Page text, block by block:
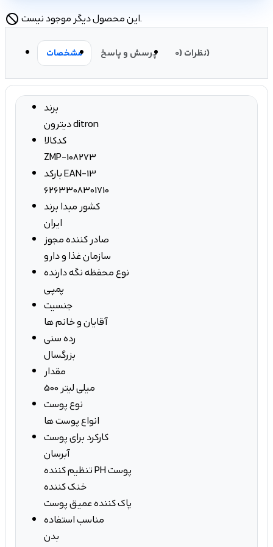
block این محصول دیگر موجود نیست.
مشخصات پرسش و پاسخ نظرات (0)
برند
دیترون ditron
کدکالا
ZMP-108273
بارکد EAN-13
6263308301710
کشور مبدا برند
ایران
صادر کننده مجوز
سازمان غذا و دارو
نوع محفظه نگه دارنده
پمپی
جنسیت
آقایان و خانم ها
رده سنی
بزرگسال
مقدار
500 میلی لیتر
نوع پوست
انواع پوست ها
کارکرد برای پوست
آبرسان
تنظیم کننده PH پوست
خنک کننده
پاک کننده عمیق پوست
مناسب استفاده
بدن